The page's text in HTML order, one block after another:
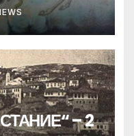
– 2